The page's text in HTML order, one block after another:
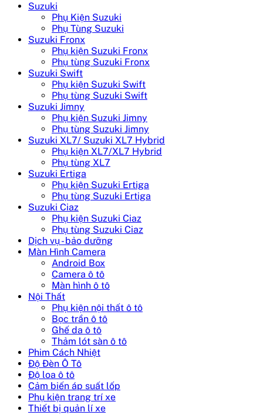
Suzuki
Phụ Kiện Suzuki
Phụ Tùng Suzuki
Suzuki Fronx
Phụ kiện Suzuki Fronx
Phụ tùng Suzuki Fronx
Suzuki Swift
Phụ kiện Suzuki Swift
Phụ tùng Suzuki Swift
Suzuki Jimny
Phụ kiện Suzuki Jimny
Phụ tùng Suzuki Jimny
Suzuki XL7/ Suzuki XL7 Hybrid
Phụ kiện XL7/XL7 Hybrid
Phụ tùng XL7
Suzuki Ertiga
Phụ kiện Suzuki Ertiga
Phụ tùng Suzuki Ertiga
Suzuki Ciaz
Phụ kiện Suzuki Ciaz
Phụ tùng Suzuki Ciaz
Dịch vụ - bảo dưỡng
Màn Hình Camera
Android Box
Camera ô tô
Màn hình ô tô
Nội Thất
Phụ kiện nội thất ô tô
Bọc trần ô tô
Ghế da ô tô
Thảm lót sàn ô tô
Phim Cách Nhiệt
Độ Đèn Ô Tô
Độ loa ô tô
Cảm biến áp suất lốp
Phụ kiện trang trí xe
Thiết bị quản lí xe